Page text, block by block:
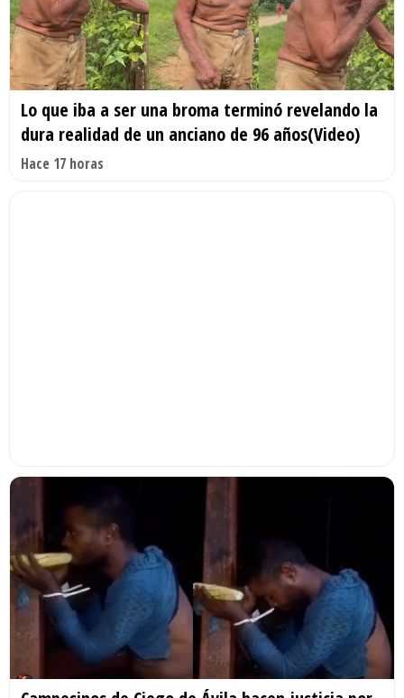
Lo que iba a ser una broma terminó revelando la
dura realidad de un anciano de 96 años(Video)
Hace 17 horas